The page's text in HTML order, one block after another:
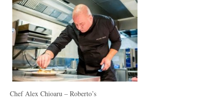
Chef Alex Chioaru – Roberto’s